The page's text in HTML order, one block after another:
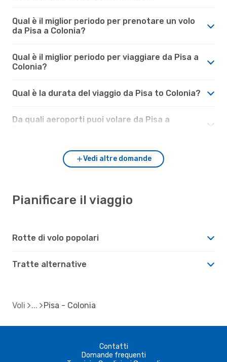
Qual è il miglior periodo per prenotare un volo
da Pisa a Colonia?
Qual è il miglior periodo per viaggiare da Pisa a
Colonia?
Qual è la durata del viaggio da Pisa to Colonia?
Da quali aeroporti puoi volare da Pisa a
Vedi altre domande
Pianificare il viaggio
Rotte di volo popolari
Tratte alternative
Voli Pisa - Colonia
Contatti
Domande frequenti